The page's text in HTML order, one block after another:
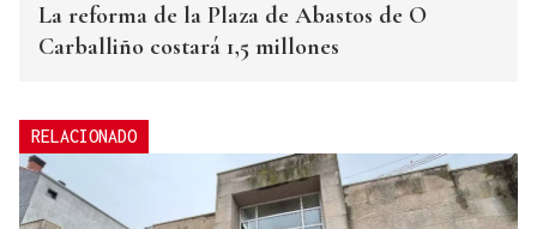
La reforma de la Plaza de Abastos de O
Carballiño costará 1,5 millones
RELACIONADO